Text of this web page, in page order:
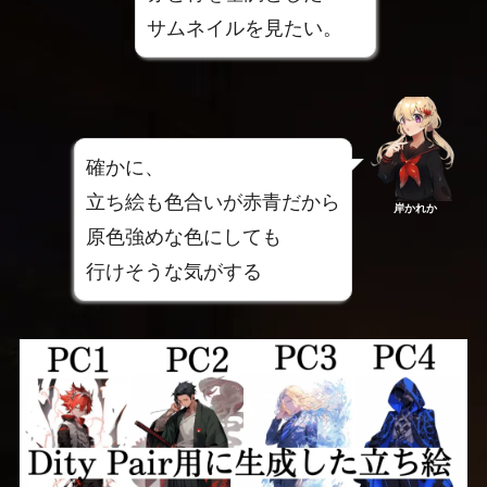
サムネイルを見たい。
確かに、
立ち絵も色合いが赤青だから
原色強めな色にしても
行けそうな気がする
岸かれか